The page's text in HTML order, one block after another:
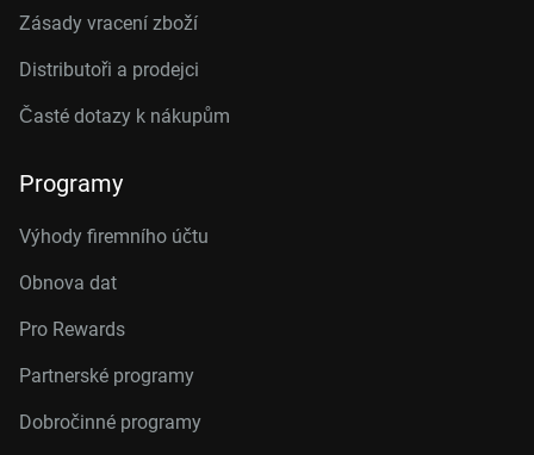
Zásady vracení zboží
Distributoři a prodejci
Časté dotazy k nákupům
Programy
Výhody firemního účtu
Obnova dat
Pro Rewards
Partnerské programy
Dobročinné programy